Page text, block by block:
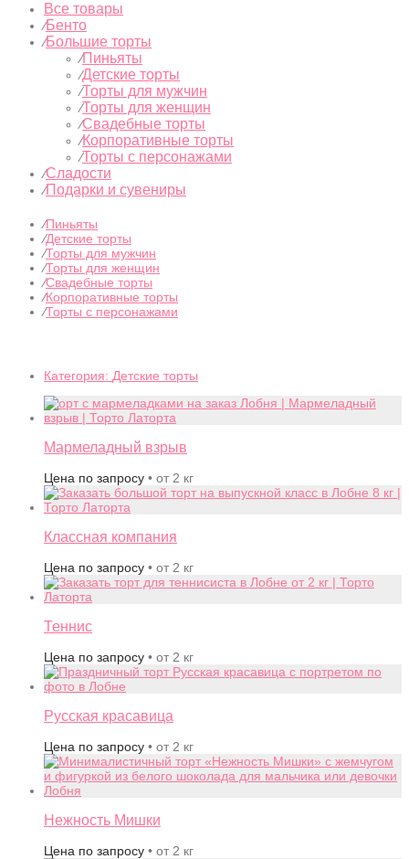
Все товары
⁄Бенто
⁄Большие торты
⁄Пиньяты
⁄Детские торты
⁄Торты для мужчин
⁄Торты для женщин
⁄Свадебные торты
⁄Корпоративные торты
⁄Торты с персонажами
⁄Сладости
⁄Подарки и сувениры
⁄Пиньяты
⁄Детские торты
⁄Торты для мужчин
⁄Торты для женщин
⁄Свадебные торты
⁄Корпоративные торты
⁄Торты с персонажами
Категория: Детские торты
Мармеладный взрыв
Цена по запросу • от 2 кг
Классная компания
Цена по запросу • от 2 кг
Теннис
Цена по запросу • от 2 кг
Русская красавица
Цена по запросу • от 2 кг
Нежность Мишки
Цена по запросу • от 2 кг